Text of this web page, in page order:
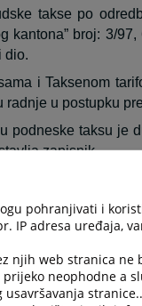
takse po
kantona” broj: 3/
dio.
i Taksenom
u postupku
podneske taksu je
zapisnik.
da plati tužilac,
obje strane,
po vanrednom
odnosno lice u
pohranjivati i
IP adresa uređaja,
njih web stranica ne
neophodne a